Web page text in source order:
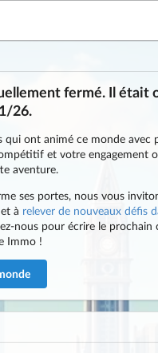
fermé. Il était
26.
qui ont animé ce monde avec
et votre engagement
aventure.
ses portes, nous vous
à relever de nouveaux défis
nous pour écrire le prochain
Immo !